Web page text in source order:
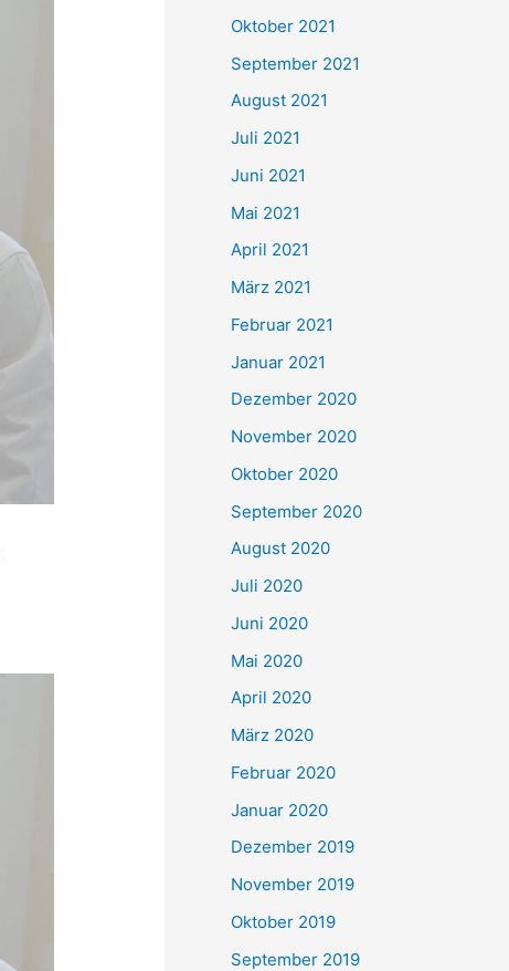
e
n
h
:
Oktober 2021
September 2021
August 2021
Juli 2021
Juni 2021
Mai 2021
April 2021
März 2021
Februar 2021
Januar 2021
Dezember 2020
November 2020
Oktober 2020
September 2020
August 2020
Juli 2020
Juni 2020
Mai 2020
April 2020
März 2020
Februar 2020
Januar 2020
Dezember 2019
November 2019
Oktober 2019
September 2019